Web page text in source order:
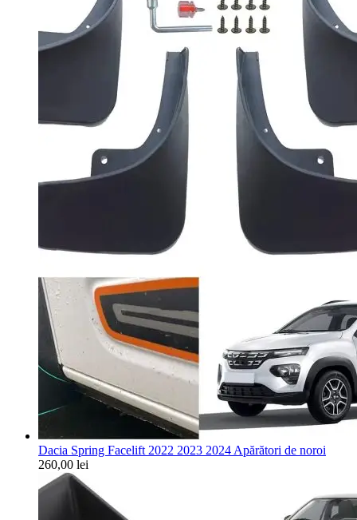
Dacia Spring Facelift 2022 2023 2024 Apărători de noroi
260,00 lei